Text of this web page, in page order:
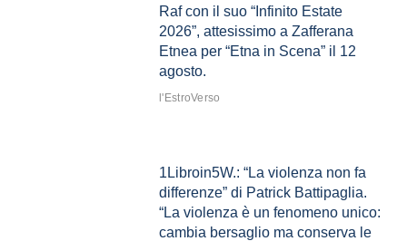
Raf con il suo “Infinito Estate
2026”, attesissimo a Zafferana
Etnea per “Etna in Scena” il 12
agosto.
l'EstroVerso
1Libroin5W.: “La violenza non fa
differenze” di Patrick Battipaglia.
“La violenza è un fenomeno unico:
cambia bersaglio ma conserva le